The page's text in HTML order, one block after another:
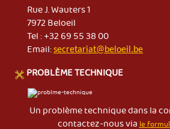
Rue J. Wauters 1
7972 Beloeil
Tel : +32 69 55 38 00
Email:secretariat@beloeil.be
PROBLÈME TECHNIQUE
Un problème technique dans la
contactez-nous viale